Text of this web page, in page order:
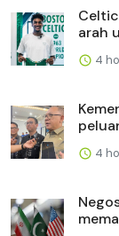
arah
4
4